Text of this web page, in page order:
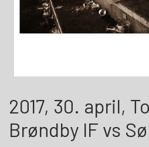
2017, 30. april,
Brøndby IF vs